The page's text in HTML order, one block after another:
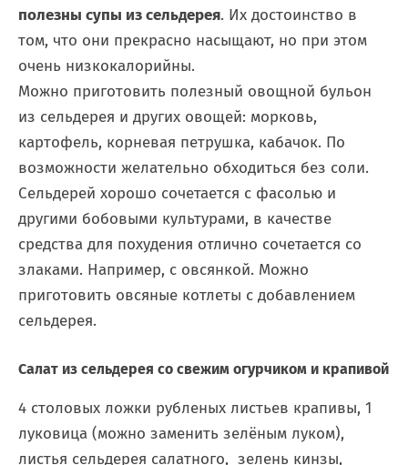
полезны супы из сельдерея. Их достоинство в
том, что они прекрасно насыщают, но при этом
очень низкокалорийны.
Можно приготовить полезный овощной бульон
из сельдерея и других овощей: морковь,
картофель, корневая петрушка, кабачок. По
возможности желательно обходиться без соли.
Сельдерей хорошо сочетается с фасолью и
другими бобовыми культурами, в качестве
средства для похудения отлично сочетается со
злаками. Например, с овсянкой. Можно
приготовить овсяные котлеты с добавлением
сельдерея.
Салат из сельдерея со свежим огурчиком и крапивой
4 столовых ложки рубленых листьев крапивы, 1
луковица (можно заменить зелёным луком),
листья сельдерея салатного, зелень кинзы,